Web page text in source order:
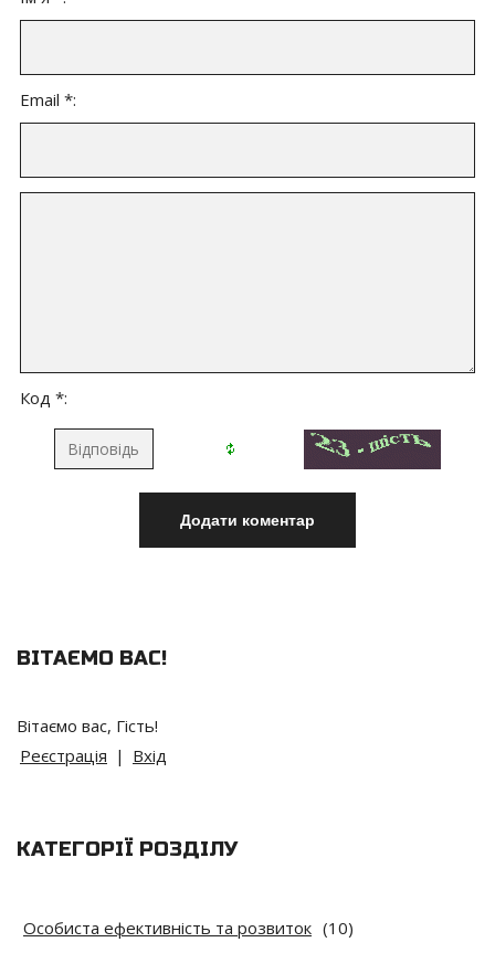
Email *:
Код *:
ВІТАЄМО ВАС!
Вітаємо вас, Гість!
Реєстрація | Вхід
КАТЕГОРІЇ РОЗДІЛУ
Особиста ефективність та розвиток (10)